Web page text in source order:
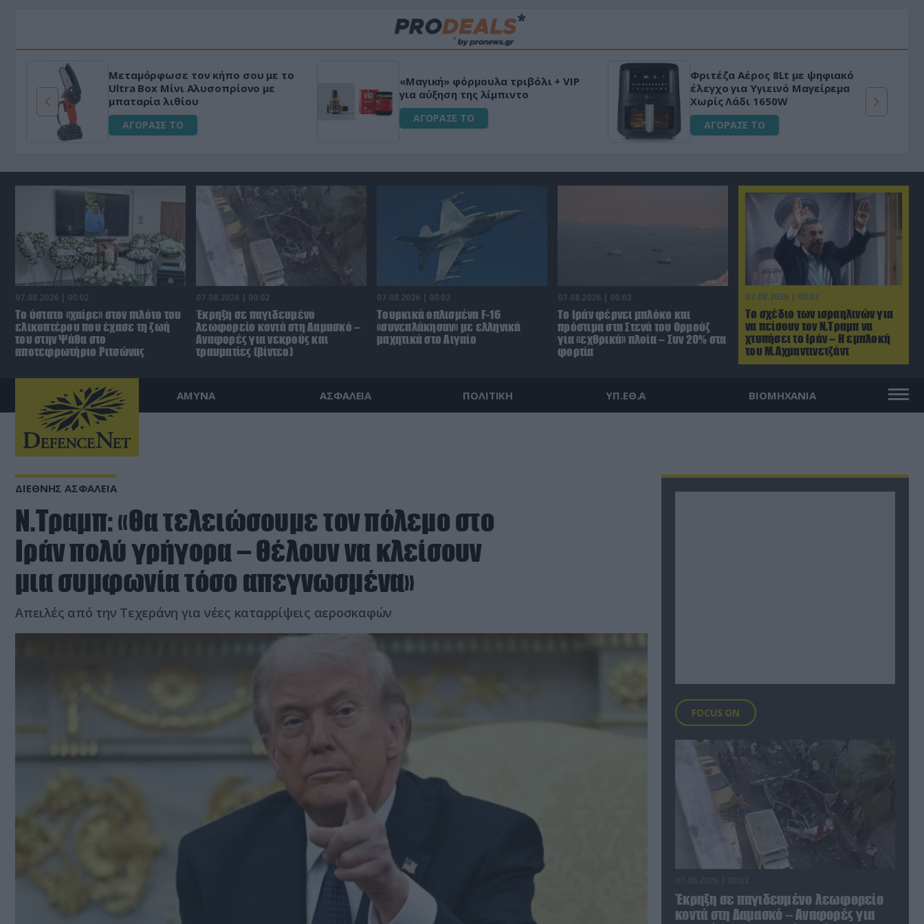
Μεταμόρφωσε τον κήπο σου με το
Ultra Box Μίνι Αλυσοπρίονο με
μπαταρία λιθίου
ΑΓΟΡΑΣΕ ΤΟ
«Μαγική» φόρμουλα τριβόλι + VIP
για αύξηση της λίμπιντο
ΑΓΟΡΑΣΕ ΤΟ
Φριτέζα Αέρος 8Lt με ψηφιακό
έλεγχο για Υγιεινό Μαγείρεμα
Χωρίς Λάδι 1650W
ΑΓΟΡΑΣΕ ΤΟ
07.08.2026 | 00:02
Το σχέδιο των ισραηλινών για
να πείσουν τον Ν.Τραμπ να
χτυπήσει το Ιράν – Η εμπλοκή
του Μ.Αχμαντινετζάντ
07.08.2026 | 00:02
Το ύστατο «χαίρε» στον πιλότο του
ελικοπτέρου που έχασε τη ζωή
του στην Ψάθα στο
αποτεφρωτήριο Ριτσώνας
07.08.2026 | 00:02
Έκρηξη σε παγιδευμένο
λεωφορείο κοντά στη Δαμασκό –
Αναφορές για νεκρούς και
τραυματίες (βίντεο)
07.08.2026 | 00:02
Τουρκικά οπλισμένα F-16
«συνεπλάκησαν» με ελληνικά
μαχητικά στο Αιγαίο
07.08.2026 | 00:02
Το Ιράν φέρνει μπλόκο και
πρόστιμα στα Στενά του Ορμούζ
για «εχθρικά» πλοία – Συν 20% στα
φορτία
ΑΜΥΝΑ ΑΣΦΑΛΕΙΑ ΠΟΛΙΤΙΚΗ ΥΠ.ΕΘ.Α ΒΙΟΜΗΧΑΝΙΑ
ΔΙΕΘΝΗΣ ΑΣΦΑΛΕΙΑ
Ν.Τραμπ: «Θα τελειώσουμε τον πόλεμο στο
Ιράν πολύ γρήγορα – Θέλουν να κλείσουν
μια συμφωνία τόσο απεγνωσμένα»
Απειλές από την Τεχεράνη για νέες καταρρίψεις αεροσκαφών
FOCUS ON
Έκρηξη σε παγιδευμένο λεωφορείο
κοντά στη Δαμασκό – Αναφορές για